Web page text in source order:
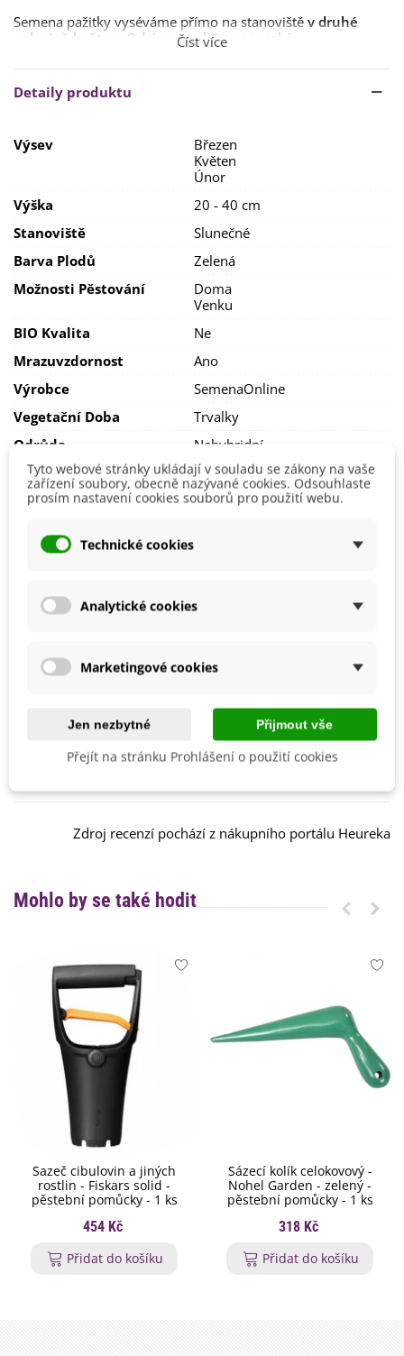
Semena pažitky vyséváme přímo na stanoviště v druhé
polovině května
Od únoraa března
je také
Doba klíčení je 2–3 týdny
15 cm. Předpěstované rostlinky přemístíme
propustnou půdou
zálivku
zeleninu
Číst více
Detaily produktu
Výsev
Březen
Květen
Únor
Výška
20 - 40 cm
Stanoviště
Slunečné
Barva Plodů
Zelená
Možnosti Pěstování
Doma
Venku
BIO Kvalita
Ne
Mrazuvzdornost
Ano
Výrobce
SemenaOnline
Vegetační Doba
Trvalky
Odrůda
Nehybridní
Sklizeň
Červen
Červenec
Květen
Petr B.
Výhody:
Skvělá chuť. Skvěle se hodí na chleba s
máslem a vajíčkem a do salátů.
Zdroj recenzí pochází z nákupního portálu Heureka
Mohlo by se také hodit
Sazeč cibulovin a jiných
rostlin - Fiskars solid -
pěstební pomůcky - 1 ks
454 Kč
Přidat do košíku
Sázecí kolík celokovový -
Nohel Garden - zelený -
pěstební pomůcky - 1 ks
318 Kč
Přidat do košíku
Tyto webové stránky ukládají v souladu se zákony na vaše
zařízení soubory, obecně nazývané cookies. Odsouhlaste
prosím nastavení cookies souborů pro použití webu.
Technické cookies
Analytické cookies
Marketingové cookies
Jen nezbytné Přijmout vše
Přejít na stránku Prohlášení o použití cookies